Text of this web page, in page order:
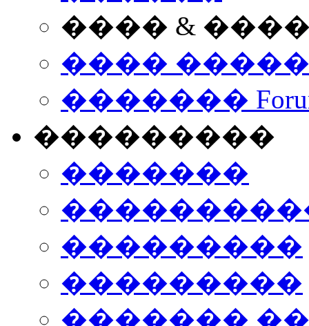
���� &
����
�������
���������
�������
���������
���������
�������